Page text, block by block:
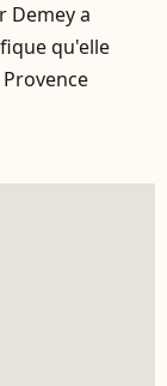
Demey a
qu'elle